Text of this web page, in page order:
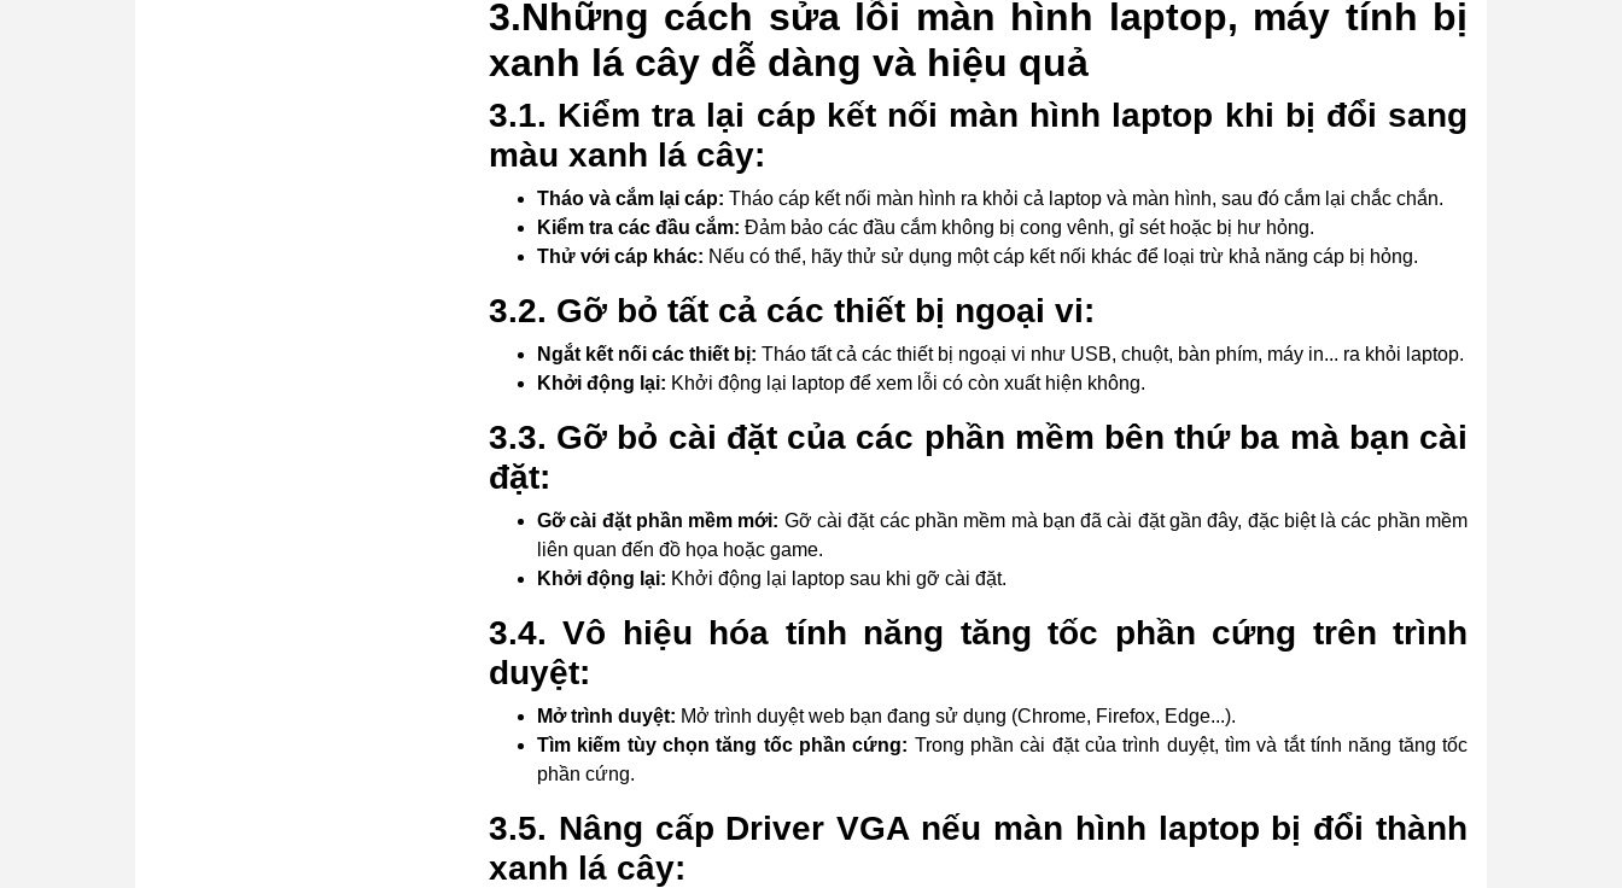
3.Những cách sửa lỗi màn hình laptop, máy tính bị
xanh lá cây dễ dàng và hiệu quả
3.1. Kiểm tra lại cáp kết nối màn hình laptop khi bị đổi sang
màu xanh lá cây:
Tháo và cắm lại cáp: Tháo cáp kết nối màn hình ra khỏi cả laptop và màn hình, sau đó cắm lại chắc chắn.
Kiểm tra các đầu cắm: Đảm bảo các đầu cắm không bị cong vênh, gỉ sét hoặc bị hư hỏng.
Thử với cáp khác: Nếu có thể, hãy thử sử dụng một cáp kết nối khác để loại trừ khả năng cáp bị hỏng.
3.2. Gỡ bỏ tất cả các thiết bị ngoại vi:
Ngắt kết nối các thiết bị: Tháo tất cả các thiết bị ngoại vi như USB, chuột, bàn phím, máy in... ra khỏi laptop.
Khởi động lại: Khởi động lại laptop để xem lỗi có còn xuất hiện không.
3.3. Gỡ bỏ cài đặt của các phần mềm bên thứ ba mà bạn cài
đặt:
Gỡ cài đặt phần mềm mới: Gỡ cài đặt các phần mềm mà bạn đã cài đặt gần đây, đặc biệt là các phần mềm
liên quan đến đồ họa hoặc game.
Khởi động lại: Khởi động lại laptop sau khi gỡ cài đặt.
3.4. Vô hiệu hóa tính năng tăng tốc phần cứng trên trình
duyệt:
Mở trình duyệt: Mở trình duyệt web bạn đang sử dụng (Chrome, Firefox, Edge...).
Tìm kiếm tùy chọn tăng tốc phần cứng: Trong phần cài đặt của trình duyệt, tìm và tắt tính năng tăng tốc
phần cứng.
3.5. Nâng cấp Driver VGA nếu màn hình laptop bị đổi thành
xanh lá cây: